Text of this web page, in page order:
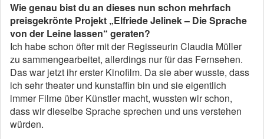
Wie genau bist du an dieses nun schon mehrfach
preisgekrönte Projekt „Elfriede Jelinek – Die Sprache
von der Leine lassen“ geraten?
Ich habe schon öfter mit der Regisseurin Claudia Müller
zu­ sammengearbeitet, allerdings nur für das Fernsehen.
Das war jetzt ihr erster Kinofilm. Da sie aber wusste, dass
ich sehr theater­ und kunstaffin bin und sie eigentlich
immer Filme über Künstler macht, wussten wir schon,
dass wir dieselbe Sprache sprechen und uns verstehen
würden.